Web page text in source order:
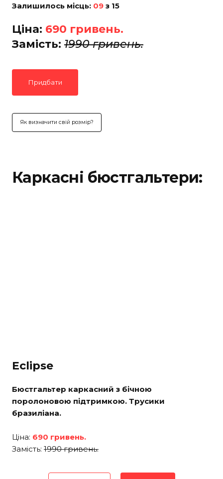
Залишилось місць: 09 з 15
Ціна: 690 гривень.
Замість: 1990 гривень.
Придбати
Як визначити свій розмір?
Каркасні бюстгальтери:
Eclipse
Бюстгальтер каркасний з бічною
поролоновою підтримкою. Трусики
бразиліана.
Ціна: 690 гривень.
Замість: 1990 гривень.